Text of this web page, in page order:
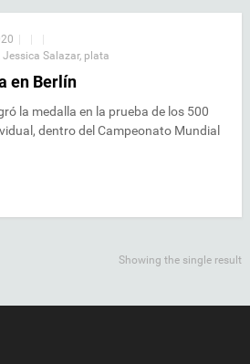
| |
|
Jessica Salazar, plata
en Berlín
la medalla en la prueba de los 500
dentro del Campeonato Mundial
Showing the single result